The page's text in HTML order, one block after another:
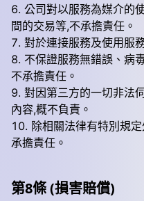
公司對以服務為媒介的
間的交易等,不承擔責任。
對於連接服務及使用服
不保證服務無錯誤、病
不承擔責任。
對因第三方的一切非法
內容,概不負責。
除相關法律有特別規
承擔責任。
第8條 (損害賠償)